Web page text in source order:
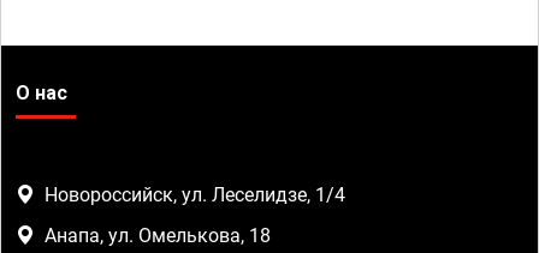
О нас
Новороссийск, ул. Леселидзе, 1/4
Анапа, ул. Омелькова, 18